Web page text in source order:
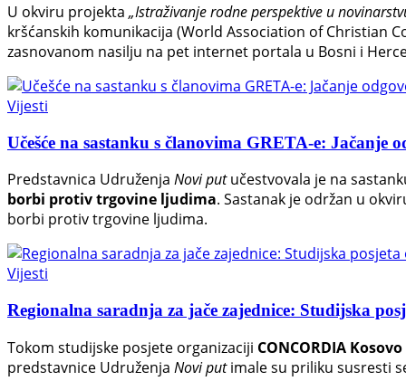
U okviru projekta „Istraživanje rodne perspektive u
kršćanskih komunikacija (World Association of Christian
zasnovanom nasilju na pet internet portala u Bosni i
Vijesti
Učešće na sastanku s članovima GRETA-e:
Predstavnica Udruženja Novi putučestvovala je na
borbi protiv trgovine ljudima. Sastanak je održan u
borbi protiv trgovine ljudima.
Vijesti
Regionalna saradnja za jače zajednice: Studijska
Tokom studijske posjete organizaciji CONCORDIA
predstavnice Udruženja Novi putimale su priliku susresti